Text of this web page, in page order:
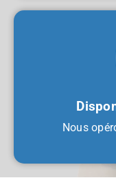
Nous